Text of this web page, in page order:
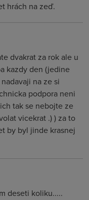
hrách na zeď.
dvakrat za rok ale u
kazdy den (jedine
na ze si
podpora neni
tak se nebojte ze
vicekrat .) ) za to
by byl jinde krasnej
deseti koliku.....